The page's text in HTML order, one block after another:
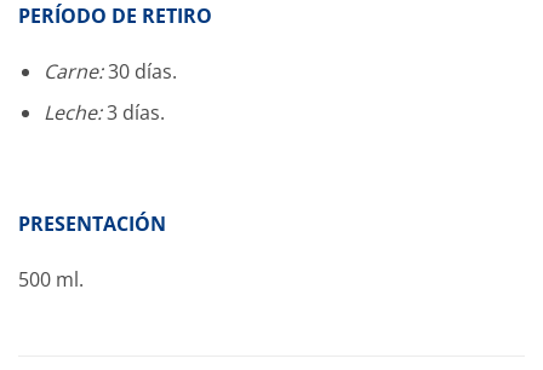
PERÍODO DE RETIRO
Carne:30 días.
Leche:3 días.
PRESENTACIÓN
500 ml.